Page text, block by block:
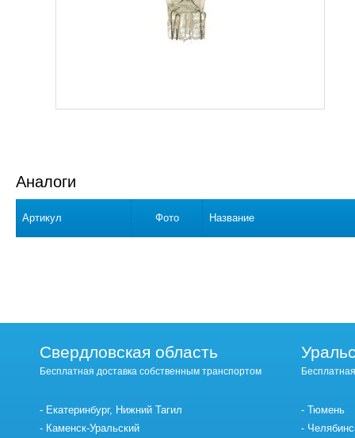
Аналоги
Артикул Фото Название
Свердловская область
Бесплатная доставка собственным транспортом
Екатеринбург, Нижний Тагил
Каменск-Уральский
Тюмень